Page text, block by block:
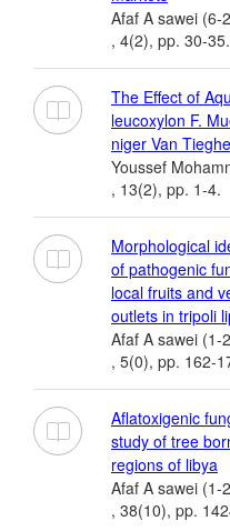
Afaf A sawei (6-
, 4(2), pp. 30-35.
The Effect of
leucoxylon F.
niger Van
Youssef
, 13(2), pp. 1-4.
Morphological
of pathogenic
local fruits and
outlets in tripoli
Afaf A sawei (1-
, 5(0), pp. 162-
Aflatoxigenic
study of tree
regions of libya
Afaf A sawei (1-
, 38(10), pp.